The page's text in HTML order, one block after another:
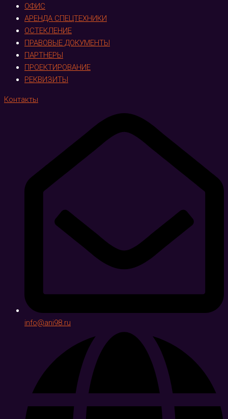
ОФИС
АРЕНДА СПЕЦТЕХНИКИ
ОСТЕКЛЕНИЕ
ПРАВОВЫЕ ДОКУМЕНТЫ
ПАРТНЕРЫ
ПРОЕКТИРОВАНИЕ
РЕКВИЗИТЫ
Контакты
info@ani98.ru